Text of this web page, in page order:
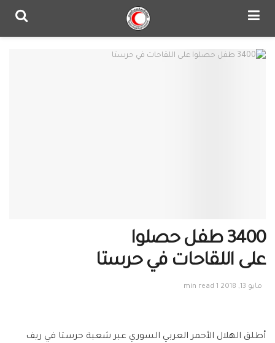
3400 طفل حصلوا
على اللقاحات في حرستا
مايو 13, 2018 1 min read
أطلق الهلال الأحمر العربي السوري عبر شعبة حرستا في ريف